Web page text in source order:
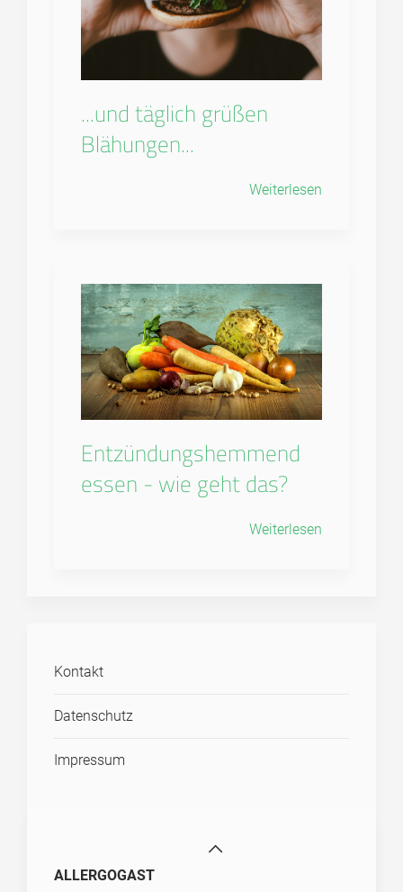
...und täglich grüßen
Blähungen...
Weiterlesen
Entzündungshemmend
essen - wie geht das?
Weiterlesen
Kontakt
Datenschutz
Impressum
ALLERGOGAST